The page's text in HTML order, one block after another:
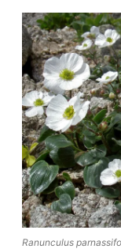
Ranunculus